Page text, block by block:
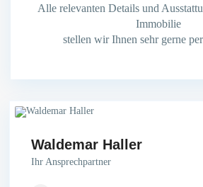
Alle relevanten Details und
Immobilie
stellen wir Ihnen sehr gerne
Waldemar Haller
Ihr Ansprechpartner